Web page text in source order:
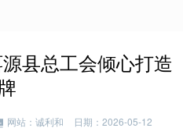
县总工会倾心打造
网站：诚利和
日期：2026-05-12